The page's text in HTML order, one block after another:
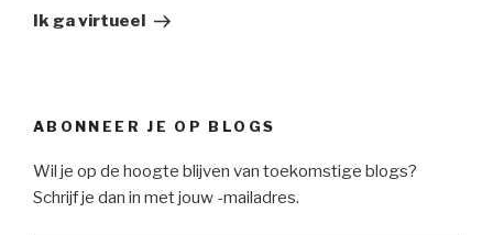
Bericht
Ik ga virtueel
ABONNEER JE OP BLOGS
Wil je op de hoogte blijven van toekomstige blogs?
Schrijf je dan in met jouw -mailadres.